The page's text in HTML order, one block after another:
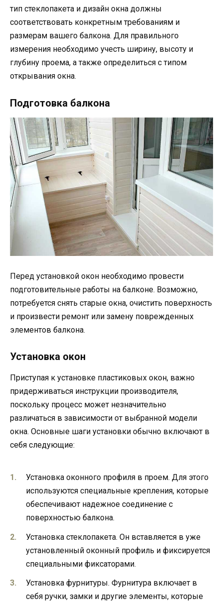
тип стеклопакета и дизайн окна должны
соответствовать конкретным требованиям и
размерам вашего балкона. Для правильного
измерения необходимо учесть ширину, высоту и
глубину проема, а также определиться с типом
открывания окна.
Подготовка балкона
Перед установкой окон необходимо провести
подготовительные работы на балконе. Возможно,
потребуется снять старые окна, очистить поверхность
и произвести ремонт или замену поврежденных
элементов балкона.
Установка окон
Приступая к установке пластиковых окон, важно
придерживаться инструкции производителя,
поскольку процесс может незначительно
различаться в зависимости от выбранной модели
окна. Основные шаги установки обычно включают в
себя следующие:
Установка оконного профиля в проем. Для этого
используются специальные крепления, которые
обеспечивают надежное соединение с
поверхностью балкона.
Установка стеклопакета. Он вставляется в уже
установленный оконный профиль и фиксируется
специальными фиксаторами.
Установка фурнитуры. Фурнитура включает в
себя ручки, замки и другие элементы, которые